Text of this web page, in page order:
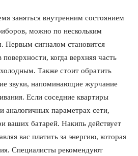
заняться внутренним состоянием
можно по нескольким
Первым сигналом становится
когда верхняя часть
холодным. Также стоит обратить
звуки, напоминающие журчание
Если соседние квартиры
аналогичных параметрах сети,
ваших батарей. Накипь действует
вас платить за энергию, которая
Специалисты рекомендуют